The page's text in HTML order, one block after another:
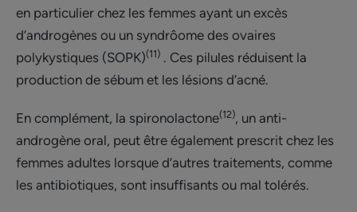
en particulier chez les femmes ayant un excès
d’androgènes ou un syndrôome des ovaires
polykystiques (SOPK)(11) . Ces pilules réduisent la
production de sébum et les lésions d’acné.
En complément, la spironolactone(12), un anti-
androgène oral, peut être également prescrit chez les
femmes adultes lorsque d’autres traitements, comme
les antibiotiques, sont insuffisants ou mal tolérés.